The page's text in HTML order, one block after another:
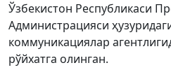
Ўзбекистон Республикаси
Администрацияси
коммуникациялар
рўйхатга олинган.